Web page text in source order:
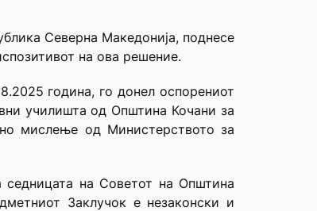
Северна Македонија, поднесе
на ова решение.
година, го донел оспорениот
училишта од Општина Кочани за
мислење од Министерството за
на Советот на Општина
Заклучок е незаконски и